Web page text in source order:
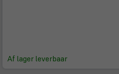
Af lager leverbaar